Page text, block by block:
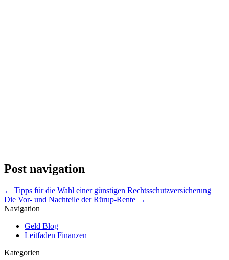
Post navigation
← Tipps für die Wahl einer günstigen Rechtsschutzversicherung
Die Vor- und Nachteile der Rürup-Rente →
Navigation
Geld Blog
Leitfaden Finanzen
Kategorien